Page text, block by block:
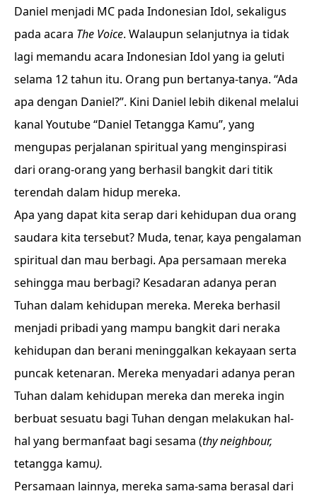
Daniel menjadi MC pada Indonesian Idol, sekaligus
pada acara The Voice. Walaupun selanjutnya ia tidak
lagi memandu acara Indonesian Idol yang ia geluti
selama 12 tahun itu. Orang pun bertanya-tanya. “Ada
apa dengan Daniel?”. Kini Daniel lebih dikenal melalui
kanal Youtube “Daniel Tetangga Kamu”, yang
mengupas perjalanan spiritual yang menginspirasi
dari orang-orang yang berhasil bangkit dari titik
terendah dalam hidup mereka.
Apa yang dapat kita serap dari kehidupan dua orang
saudara kita tersebut? Muda, tenar, kaya pengalaman
spiritual dan mau berbagi. Apa persamaan mereka
sehingga mau berbagi? Kesadaran adanya peran
Tuhan dalam kehidupan mereka. Mereka berhasil
menjadi pribadi yang mampu bangkit dari neraka
kehidupan dan berani meninggalkan kekayaan serta
puncak ketenaran. Mereka menyadari adanya peran
Tuhan dalam kehidupan mereka dan mereka ingin
berbuat sesuatu bagi Tuhan dengan melakukan hal-
hal yang bermanfaat bagi sesama (thy neighbour,
tetangga kamu).
Persamaan lainnya, mereka sama-sama berasal dari